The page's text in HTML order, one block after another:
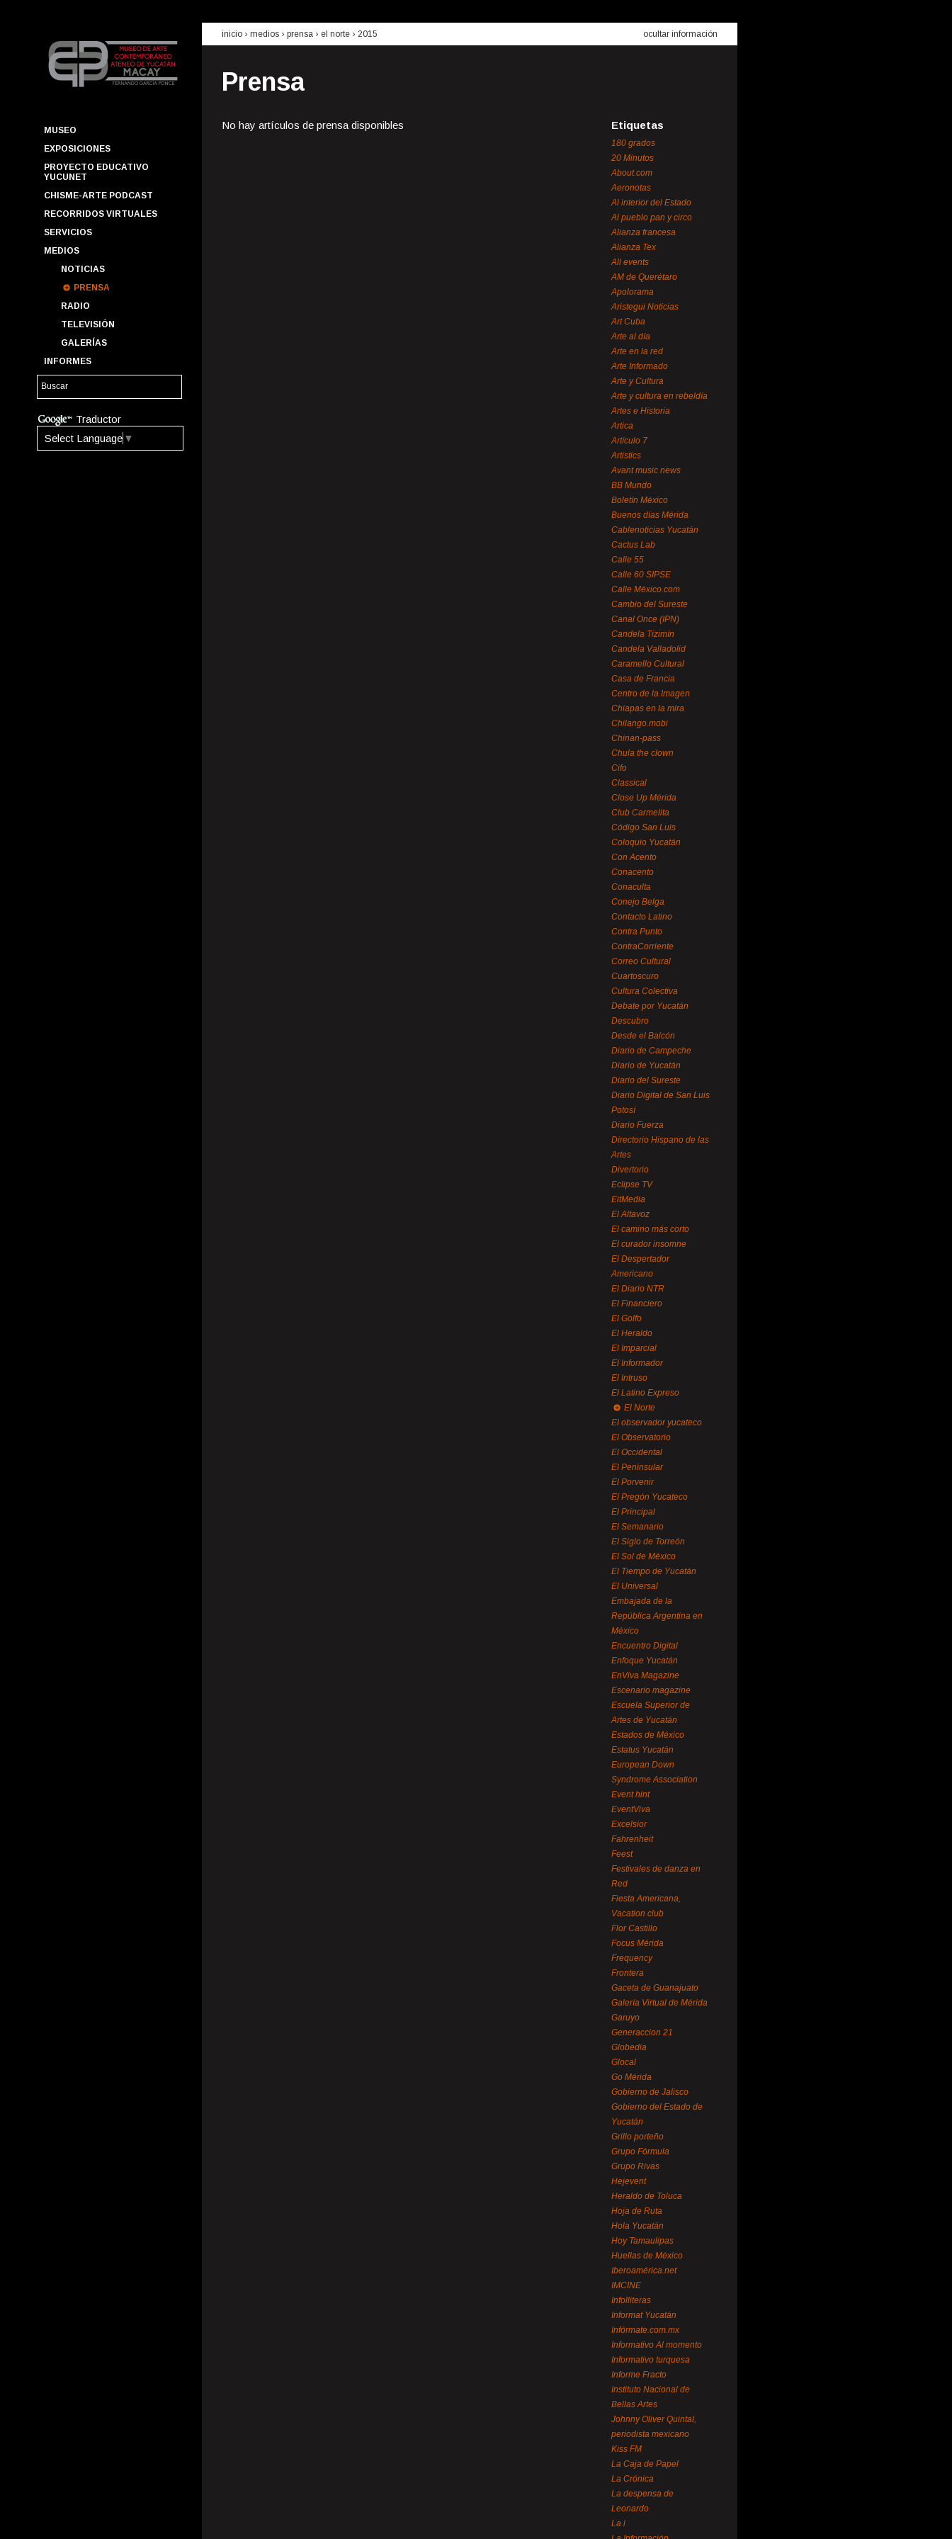
MUSEO
EXPOSICIONES
PROYECTO EDUCATIVO
YUCUNET
CHISME-ARTE PODCAST
RECORRIDOS VIRTUALES
SERVICIOS
MEDIOS
NOTICIAS
PRENSA
RADIO
TELEVISIÓN
GALERÍAS
INFORMES
Traductor
Select Language ▼
inicio › medios › prensa › el norte › 2015 ocultar información
Prensa
No hay artículos de prensa disponibles Etiquetas
180 grados
20 Minutos
About.com
Aeronotas
Al interior del Estado
Al pueblo pan y circo
Alianza francesa
Alianza Tex
All events
AM de Querétaro
Apolorama
Aristegui Noticias
Art Cuba
Arte al día
Arte en la red
Arte Informado
Arte y Cultura
Arte y cultura en rebeldía
Artes e Historia
Artica
Artículo 7
Artistics
Avant music news
BB Mundo
Boletín México
Buenos días Mérida
Cablenoticias Yucatán
Cactus Lab
Calle 55
Calle 60 SIPSE
Calle México.com
Cambio del Sureste
Canal Once (IPN)
Candela Tizimín
Candela Valladolid
Caramello Cultural
Casa de Francia
Centro de la Imagen
Chiapas en la mira
Chilango.mobi
Chinan-pass
Chula the clown
Cifo
Classical
Close Up Mérida
Club Carmelita
Código San Luis
Coloquio Yucatán
Con Acento
Conacento
Conaculta
Conejo Belga
Contacto Latino
Contra Punto
ContraCorriente
Correo Cultural
Cuartoscuro
Cultura Colectiva
Debate por Yucatán
Descubro
Desde el Balcón
Diario de Campeche
Diario de Yucatán
Diario del Sureste
Diario Digital de San Luis
Potosí
Diario Fuerza
Directorio Hispano de las
Artes
Divertorio
Eclipse TV
EitMedia
El Altavoz
El camino más corto
El curador insomne
El Despertador
Americano
El Diario NTR
El Financiero
El Golfo
El Heraldo
El Imparcial
El Informador
El Intruso
El Latino Expreso
El Norte
El observador yucateco
El Observatorio
El Occidental
El Peninsular
El Porvenir
El Pregón Yucateco
El Principal
El Semanario
El Siglo de Torreón
El Sol de México
El Tiempo de Yucatán
El Universal
Embajada de la
República Argentina en
México
Encuentro Digital
Enfoque Yucatán
EnViva Magazine
Escenario magazine
Escuela Superior de
Artes de Yucatán
Estados de México
Estatus Yucatán
European Down
Syndrome Association
Event hint
EventViva
Excelsior
Fahrenheit
Feest
Festivales de danza en
Red
Fiesta Americana,
Vacation club
Flor Castillo
Focus Mérida
Frequency
Frontera
Gaceta de Guanajuato
Galería Virtual de Mérida
Garuyo
Generaccion 21
Globedia
Glocal
Go Mérida
Gobierno de Jalisco
Gobierno del Estado de
Yucatán
Grillo porteño
Grupo Fórmula
Grupo Rivas
Hejevent
Heraldo de Toluca
Hoja de Ruta
Hola Yucatán
Hoy Tamaulipas
Huellas de México
Iberoamérica.net
IMCINE
Infolliteras
Informat Yucatán
Infórmate.com.mx
Informativo Al momento
Informativo turquesa
Informe Fracto
Instituto Nacional de
Bellas Artes
Johnny Oliver Quintal,
periodista mexicano
Kiss FM
La Caja de Papel
La Crónica
La despensa de
Leonardo
La i